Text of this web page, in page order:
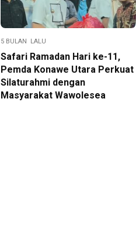
5 BULAN LALU
Safari Ramadan Hari ke-11,
Pemda Konawe Utara Perkuat
Silaturahmi dengan
Masyarakat Wawolesea